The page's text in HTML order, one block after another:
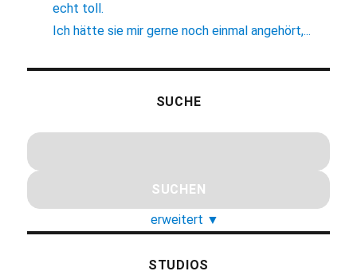
echt toll.
Ich hätte sie mir gerne noch einmal angehört,...
SUCHE
erweitert ▼
STUDIOS